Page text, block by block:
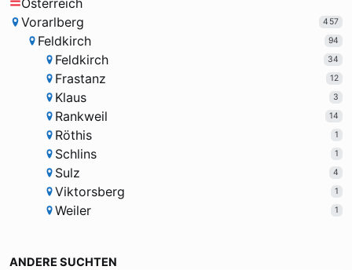
Österreich
Vorarlberg
457
Feldkirch 94
Feldkirch 34
Frastanz 12
Klaus 3
Rankweil 14
Röthis 1
Schlins 1
Sulz 4
Viktorsberg 1
Weiler 1
ANDERE SUCHTEN